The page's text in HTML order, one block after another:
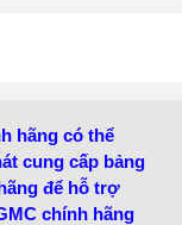
hãng có thể
cung cấp bảng
để hỗ trợ
chính hãng